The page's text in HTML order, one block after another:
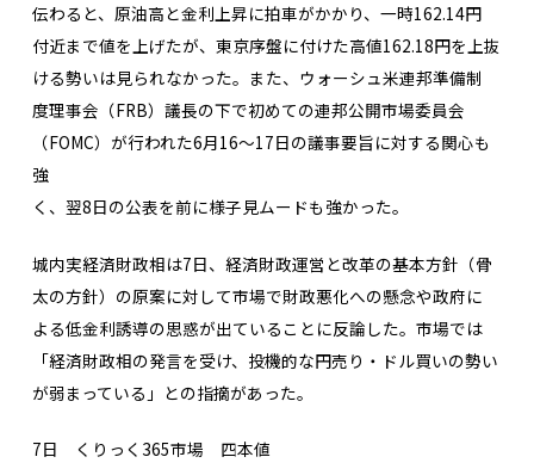
伝わると、原油高と金利上昇に拍車がかかり、一時162.14円
付近まで値を上げたが、東京序盤に付けた高値162.18円を上抜
ける勢いは見られなかった。また、ウォーシュ米連邦準備制
度理事会（FRB）議長の下で初めての連邦公開市場委員会
（FOMC）が行われた6月16～17日の議事要旨に対する関心も
強
く、翌8日の公表を前に様子見ムードも強かった。
城内実経済財政相は7日、経済財政運営と改革の基本方針（骨
太の方針）の原案に対して市場で財政悪化への懸念や政府に
よる低金利誘導の思惑が出ていることに反論した。市場では
「経済財政相の発言を受け、投機的な円売り・ドル買いの勢い
が弱まっている」との指摘があった。
7日 くりっく365市場 四本値